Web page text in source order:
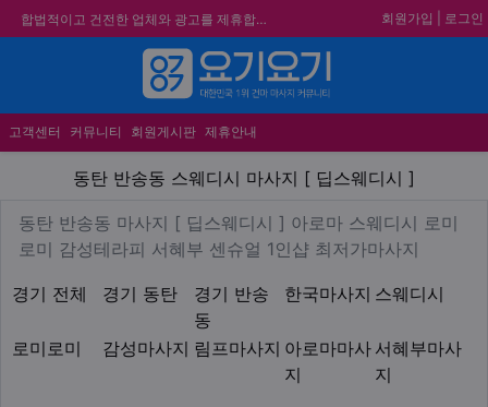
합법적이고 건전한 업체와 광고를 제휴합니다.
★요기요기 설 연휴 휴무 안내★
★ 요기요기 업체회원 안내사항 ★
불건전한 게시글은 삭제 및 회원탈퇴 됩니다.
회원가입 로그인
고객센터 커뮤니티 회원게시판 제휴안내
동탄 반송동 스웨디시 마사지
동탄 반송동 스웨디시 마사지 [ 딥스웨디시 ]
업체 정보
동탄 반송동 마사지 [ 딥스웨
동탄 반송동 마사지 [ 딥스웨디시 ] 아로마 스웨디시 로미
로미 감성테라피 서혜부 센슈얼 1인샵 최저가마사지
경기 전체 경기 동탄
경기 반송
동
지역1 한국마사지 스웨디시
로미로미 감성마사지 림프마사지 아로마마사
지
서혜부마사
지
테마